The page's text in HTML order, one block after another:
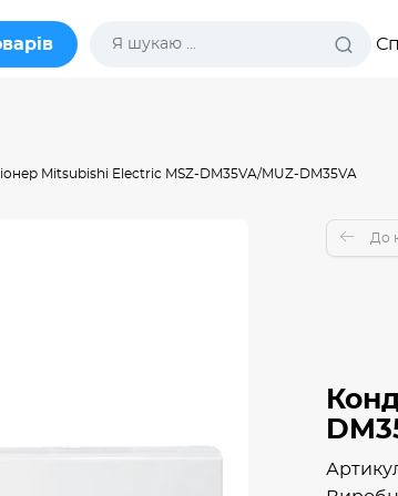
Mitsubishi Electric MSZ-DM35VA/MUZ-DM35VA
До